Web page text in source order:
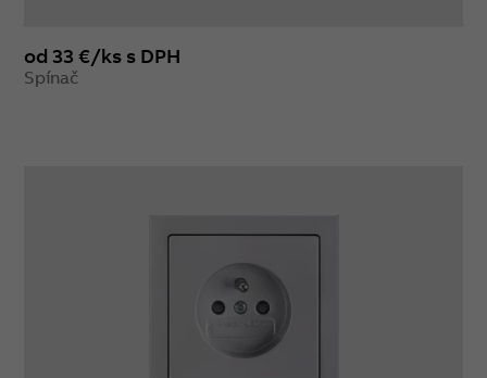
od 33 €/ks s DPH
Spínač